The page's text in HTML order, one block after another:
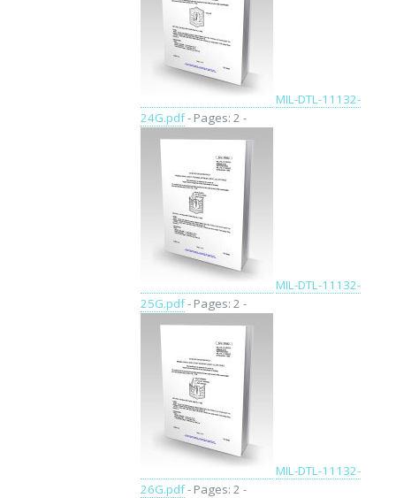
MIL-DTL-11132-
24G.pdf- Pages: 2 -
MIL-DTL-11132-
25G.pdf- Pages: 2 -
MIL-DTL-11132-
26G.pdf- Pages: 2 -